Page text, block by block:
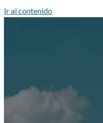
Ir al contenido
Inicio